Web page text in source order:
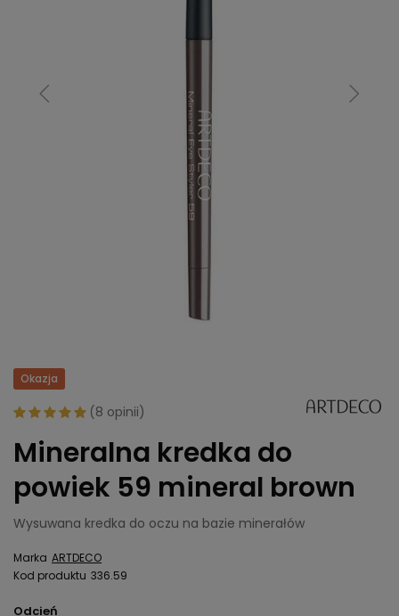
Okazja
(8 opinii)
Mineralna kredka do
powiek 59 mineral brown
Wysuwana kredka do oczu na bazie minerałów
Marka ARTDECO
Kod produktu 336.59
Odcień